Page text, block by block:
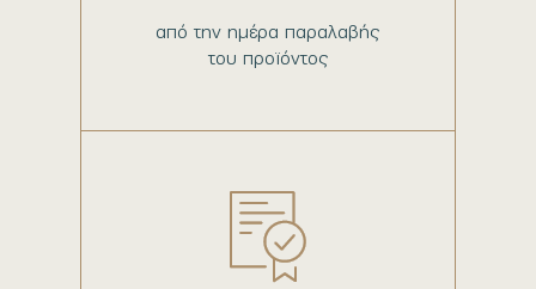
από την ημέρα παραλαβής
του προϊόντος